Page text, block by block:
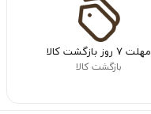
مهلت ۷ روز بازگشت کالا
بازگشت کالا